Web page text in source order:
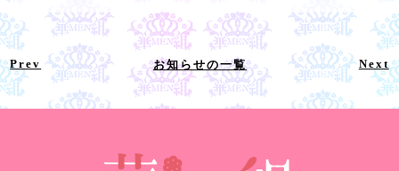
Prev お知らせの一覧 Next